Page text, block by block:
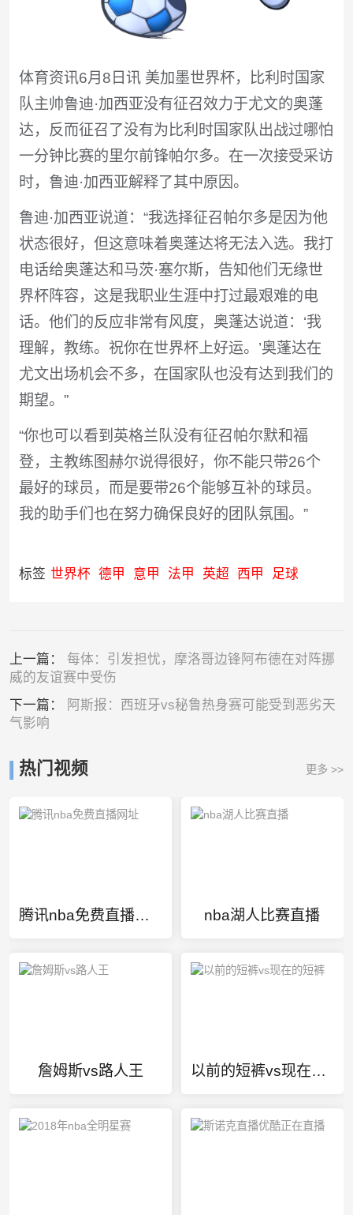
体育资讯6月8日讯 美加墨世界杯，比利时国家
队主帅鲁迪·加西亚没有征召效力于尤文的奥蓬
达，反而征召了没有为比利时国家队出战过哪怕
一分钟比赛的里尔前锋帕尔多。在一次接受采访
时，鲁迪·加西亚解释了其中原因。
鲁迪·加西亚说道：“我选择征召帕尔多是因为他
状态很好，但这意味着奥蓬达将无法入选。我打
电话给奥蓬达和马茨·塞尔斯，告知他们无缘世
界杯阵容，这是我职业生涯中打过最艰难的电
话。他们的反应非常有风度，奥蓬达说道：‘我
理解，教练。祝你在世界杯上好运。’奥蓬达在
尤文出场机会不多，在国家队也没有达到我们的
期望。”
“你也可以看到英格兰队没有征召帕尔默和福
登，主教练图赫尔说得很好，你不能只带26个
最好的球员，而是要带26个能够互补的球员。
我的助手们也在努力确保良好的团队氛围。”
标签 世界杯 德甲 意甲 法甲 英超 西甲 足球
上一篇： 每体：引发担忧，摩洛哥边锋阿布德在对阵挪
威的友谊赛中受伤
下一篇：
阿斯报：西班牙vs秘鲁热身赛可能受到恶劣天
气影响
热门视频 更多 >>
腾讯nba免费直播网址 nba湖人比赛直播
詹姆斯vs路人王 以前的短裤vs现在的短裤